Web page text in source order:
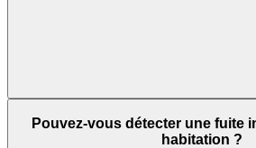
Pouvez-vous détecter une fuite
habitation ?